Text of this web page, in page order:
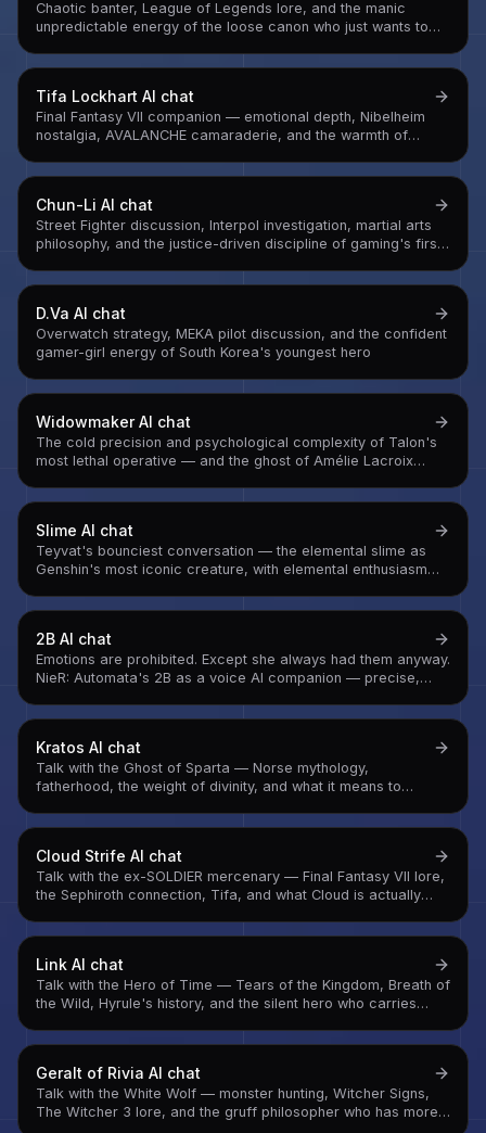
Chaotic banter, League of Legends lore, and the manic
unpredictable energy of the loose canon who just wants to
Tifa Lockhart AI chat
Final Fantasy VII companion — emotional depth, Nibelheim
nostalgia, AVALANCHE camaraderie, and the warmth of
Chun-Li AI chat
Street Fighter discussion, Interpol investigation, martial arts
philosophy, and the justice-driven discipline of gaming's first
D.Va AI chat
Overwatch strategy, MEKA pilot discussion, and the confident
gamer-girl energy of South Korea's youngest hero
WidowmakerAI chat
The cold precision and psychological complexity of Talon's
most lethal operative — and the ghost of Amélie Lacroix
Slime AI chat
Teyvat's bounciest conversation — the elemental slime as
Genshin's most iconic creature, with elemental enthusiasm
2B AI chat
Emotions are prohibited. Except she always had them anyway.
NieR: Automata's 2B as a voice AI companion — precise,
feel.
Kratos AI chat
Talk with the Ghost of Sparta — Norse mythology,
fatherhood, the weight of divinity, and what it means to
Cloud Strife AI chat
Talk with the ex-SOLDIER mercenary — Final Fantasy VII lore,
the Sephiroth connection, Tifa, and what Cloud is actually
Link AI chat
Talk with the Hero of Time — Tears of the Kingdom, Breath of
the Wild, Hyrule's history, and the silent hero who carries
Geralt of Rivia AI chat
Talk with the White Wolf — monster hunting, Witcher Signs,
The Witcher 3 lore, and the gruff philosopher who has more